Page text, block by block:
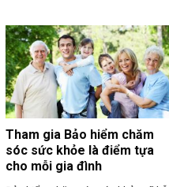
Tham gia Bảo hiểm chăm
sóc sức khỏe là điểm tựa
cho mỗi gia đình